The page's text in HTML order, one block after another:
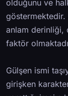
olduğunu ve
göstermektedir.
anlam derinliği,
faktör
Gülşen ismi
girişken